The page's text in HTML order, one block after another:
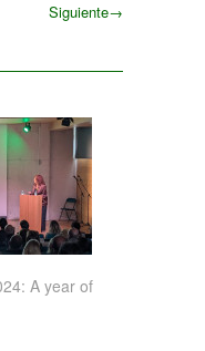
Siguiente→
A year of